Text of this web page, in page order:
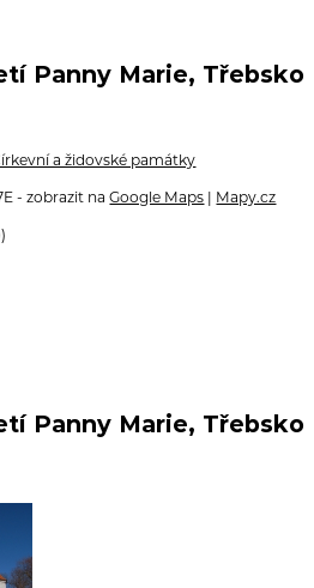
Panny Marie, Třebsko
a židovské památky
- zobrazit naGoogle Maps | Mapy.cz
Panny Marie, Třebsko